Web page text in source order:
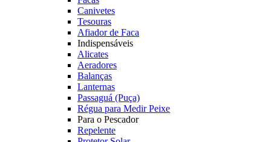
Canivetes
Tesouras
Afiador de Faca
Indispensáveis
Alicates
Aeradores
Balanças
Lanternas
Passaguá (Puça)
Régua para Medir Peixe
Para o Pescador
Repelente